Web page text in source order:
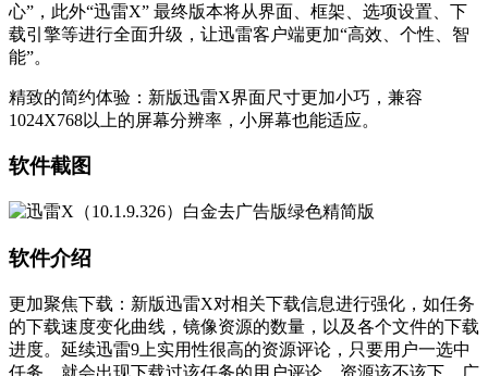
心”，此外“迅雷X” 最终版本将从界面、框架、选项设置、下
载引擎等进行全面升级，让迅雷客户端更加“高效、个性、智
能”。
精致的简约体验：新版迅雷X界面尺寸更加小巧，兼容
1024X768以上的屏幕分辨率，小屏幕也能适应。
软件截图
软件介绍
更加聚焦下载：新版迅雷X对相关下载信息进行强化，如任务
的下载速度变化曲线，镜像资源的数量，以及各个文件的下载
进度。延续迅雷9上实用性很高的资源评论，只要用户一选中
任务，就会出现下载过该任务的用户评论。资源该不该下，广